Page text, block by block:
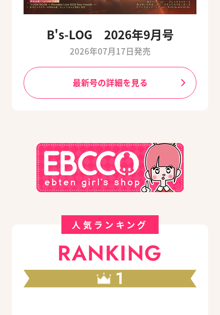
B's-LOG 2026年9月号
2026年07月17日発売
最新号の詳細を見る
人気ランキング
RANKING
1